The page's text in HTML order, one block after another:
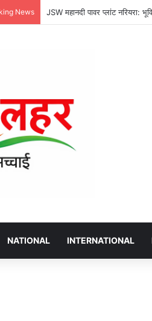
News JSW महानदी पावर प्लांट नरियरा:
NATIONAL INTERNATIONAL